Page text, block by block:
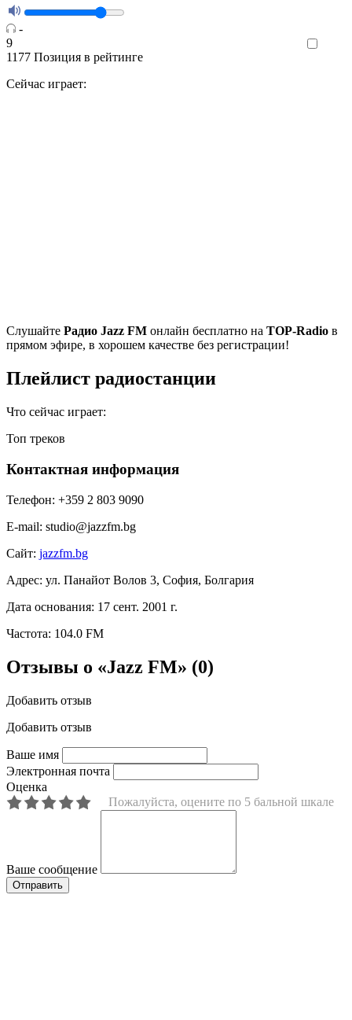
-
9
1177 Позиция в рейтинге
Сейчас играет:
Cлушайте Радио Jazz FM онлайн бесплатно на TOP-Radio в
прямом эфире, в хорошем качестве без регистрации!
Плейлист радиостанции
Что сейчас играет:
Топ треков
Контактная информация
Телефон: +359 2 803 9090
E-mail: studio@jazzfm.bg
Сайт: jazzfm.bg
Адрес: ул. Панайот Волов 3, София, Болгария
Дата основания: 17 сент. 2001 г.
Частота: 104.0 FM
Отзывы о «Jazz FM» (0)
Добавить отзыв
Добавить отзыв
Ваше имя
Электронная почта
Оценка
Пожалуйста, оцените по 5 бальной шкале
Ваше сообщение